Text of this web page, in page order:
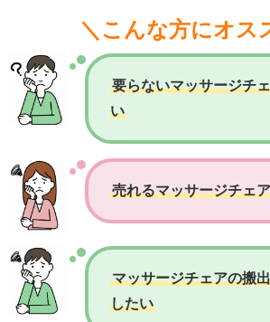
＼こんな方にオス
要らないマッサージチ
い
売れるマッサージチェ
マッサージチェアの搬
したい